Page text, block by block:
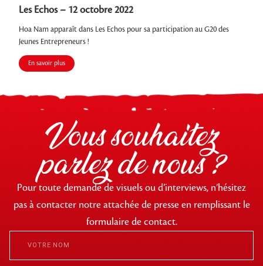
Les Echos – 12 octobre 2022
Hoa Nam apparaît dans Les Echos pour sa participation au G20 des
Jeunes Entrepreneurs !
En savoir plus
Vous souhaitez
parlez de nous ?
Pour toute demande de visuels ou d’interviews, n’hésitez
pas à contacter notre attachée de presse en remplissant le
formulaire de contact.